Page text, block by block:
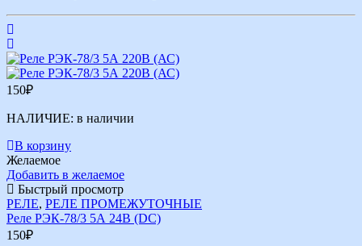
150₽
НАЛИЧИЕ: в наличии
В корзину
Желаемое
Добавить в желаемое
Быстрый просмотр
РЕЛЕ, РЕЛЕ ПРОМЕЖУТОЧНЫЕ
Реле РЭК-78/3 5А 24В (DС)
150₽